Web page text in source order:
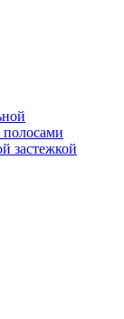
застежкой